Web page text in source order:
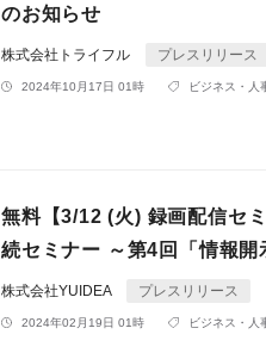
のお知らせ
株式会社トライフル プレスリリース
2024年10月17日 01時 ビジネス・人
無料【3/12 (火) 録画配信セ
続セミナー ～第4回「情報開
株式会社YUIDEA プレスリリース
2024年02月19日 01時 ビジネス・人